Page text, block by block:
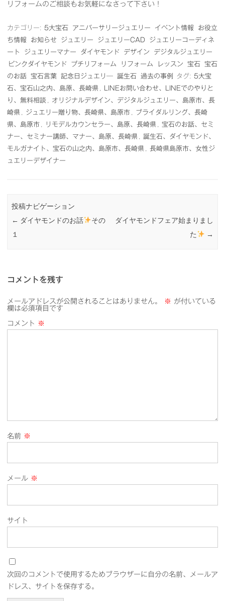
リフォームのご相談もお気軽になさって下さい！
カテゴリー: 5大宝石 アニバーサリージュエリー イベント情報
お役立
ち情報
お知らせ ジュエリー ジュエリーCAD
ジュエリーコーディネ
ート
ジュエリーマナー ダイヤモンド デザイン
デジタルジュエリー
ピンクダイヤモンド
プチリフォーム リフォーム レッスン 宝石
宝石
のお話
宝石言葉 記念日ジュエリ― 誕生石 過去の事例 タグ: 5大宝
石、宝石山之内、島原、長崎県
LINEお問い合わせ、LINEでのやりと
り、無料相談
オリジナルデザイン、デジタルジュエリー、島原市、長
崎県
ジュエリー贈り物、長崎県、島原市
ブライダルリング、長崎
県、島原市
リモデルカウンセラー、島原、長崎県
宝石のお話、セミ
ナー、セミナー講師、マナー、島原、長崎県
誕生石、ダイヤモンド、
モルガナイト、宝石の山之内、島原市、長崎県
長崎県島原市、女性ジ
ュエリーデザイナー
投稿ナビゲーション
← ダイヤモンドのお話
その
１
ダイヤモンドフェア始まりまし
た
→
コメントを残す
メールアドレスが公開されることはありません。 ※ が付いている
欄は必須項目です
コメント ※
名前 ※
メール ※
サイト
次回のコメントで使用するためブラウザーに自分の名前、メールア
ドレス、サイトを保存する。